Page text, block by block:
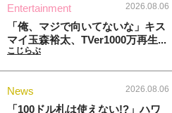
Entertainment 2026.08.06
「俺、マジで向いてないな」キス
マイ玉森裕太、TVer1000万再生...
こじらぶ
News 2026.08.06
「100ドル札は使えない!?」ハワ